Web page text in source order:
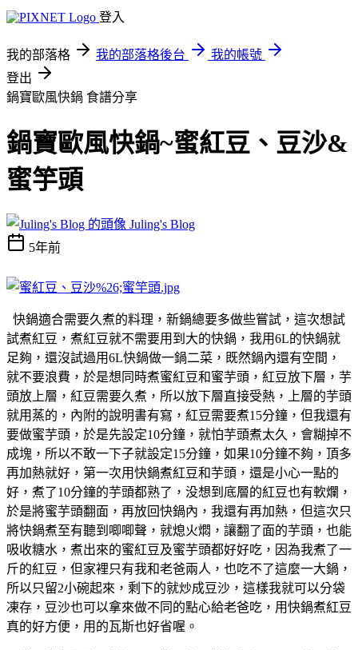
登入
我的部落格 我的部落格後台
我的帳號
登出
鍋寶歐風快鍋 食譜分享
鍋寶歐風快鍋~蜜紅豆、豆沙&
蜜竽頭
Juling's Blog
5年前
快鍋適合需要久煮的料理，新鍋總要多做些嘗試，這次想試
試煮紅豆，煮紅豆就不需要用到大的快鍋，我用6L的快鍋就
足夠，還沒試過用6L快鍋做一鍋二菜，既然鍋內還有空間，
就不要浪費，於是想同時煮蜜紅豆和蜜芋頭，紅豆放下層，芋
頭放上層，紅豆需要久煮，所以放下層直接受熱，上層的芋頭
就用蒸的，內附的說明書有寫，紅豆需要煮15分鐘，但我還有
要做蜜芋頭，於是先設定10分鐘，就怕芋頭煮太久，會糊掉不
成塊，所以不敢一下子就設定15分鐘，如果10分鐘不夠，頂多
再加熱就好，第一次用快鍋煮紅豆和芋頭，還是小心一點的
好，煮了10分鐘的芋頭都熟了，没想到底層的紅豆也有軟爛，
於是將蜜芋頭翻面，再放回快鍋內，我還有再加熱，但這次只
將快鍋煮至有聽到唧唧聲，就熄火燜，讓翻了面的芋頭，也能
吸收糖水，煮出來的蜜紅豆及蜜芋頭都好好吃，因為我煮了一
斤的紅豆，但家裡只有我和老爸兩人，也吃不了這麼一大鍋，
所以只留2小碗起來，剩下的就炒成豆沙，這樣我就可以分袋
凍存，豆沙也可以拿來做不同的點心給老爸吃，用快鍋煮紅豆
真的好方便，用的瓦斯也好省喔。